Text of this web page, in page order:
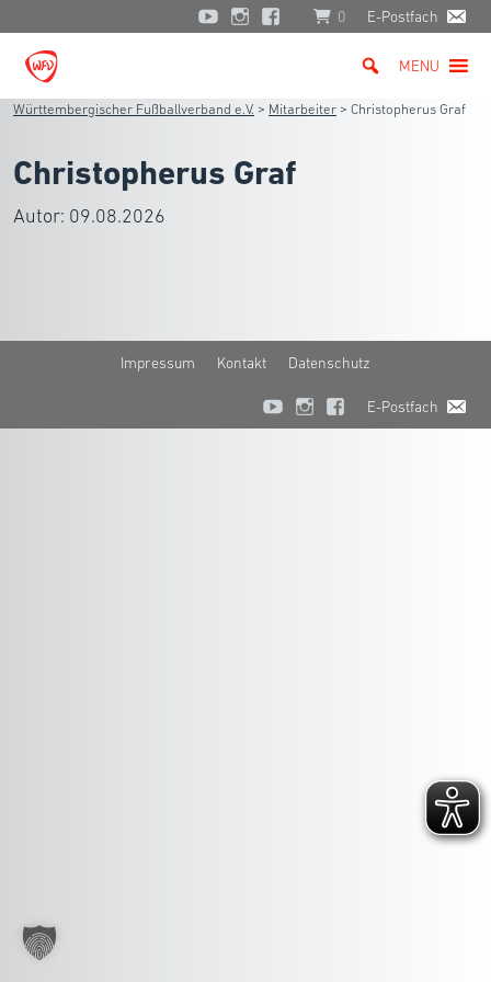
0 E-Postfach
MENU
Württembergischer Fußballverband e.V. > Mitarbeiter > Christopherus Graf
Christopherus Graf
Autor: 09.08.2026
Impressum Kontakt Datenschutz
E-Postfach